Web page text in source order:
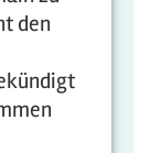
den